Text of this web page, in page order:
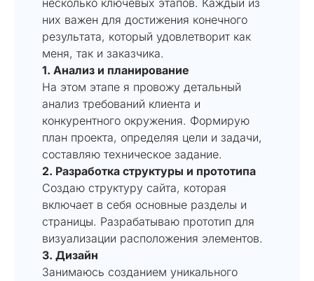
них важен для достижения конечного
результата, который удовлетворит как
меня, так и заказчика.
1. Анализ и планирование
На этом этапе я провожу детальный
анализ требований клиента и
конкурентного окружения. Формирую
план проекта, определяя цели и задачи,
составляю техническое задание.
2. Разработка структуры и прототипа
Создаю структуру сайта, которая
включает в себя основные разделы и
страницы. Разрабатываю прототип для
визуализации расположения элементов.
3. Дизайн
Занимаюсь созданием уникального